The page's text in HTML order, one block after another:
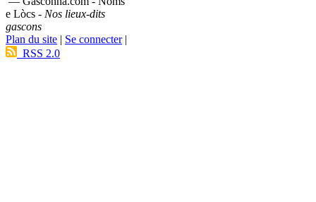
e Lòcs - Nos lieux-dits
gascons
Plan du site | Se connecter|
RSS 2.0